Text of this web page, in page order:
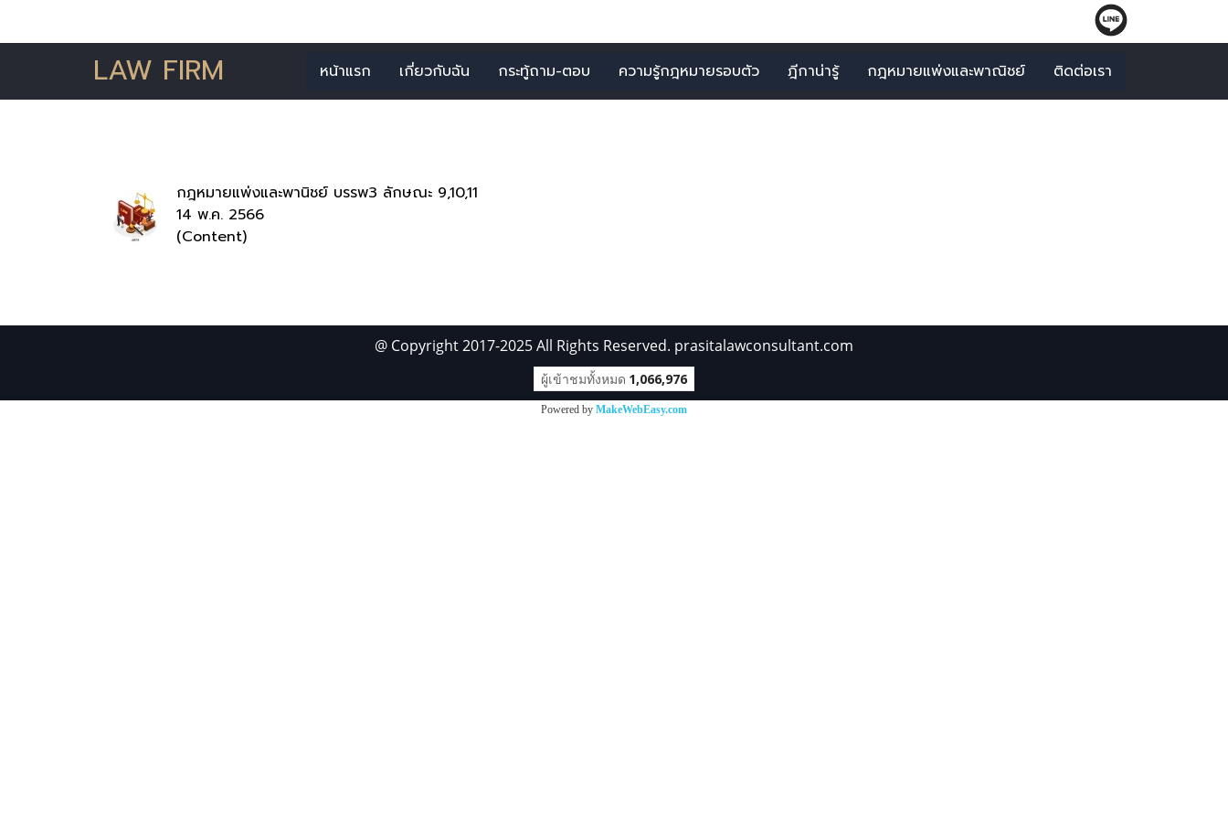
LAW FIRM หน้าแรก เกี่ยวกับฉัน กระทู้ถาม-ตอบ ความรู้กฎหมายรอบตัว ฎีกาน่ารู้ กฎหมายแพ่งและพาณิชย์ ติดต่อเรา
กฎหมายแพ่งและพานิชย์ บรรพ3 ลักษณะ 9,10,11
14 พ.ค. 2566
(Content)
@ Copyright 2017-2025 All Rights Reserved. prasitalawconsultant.com
ผู้เข้าชมทั้งหมด 1,066,976
Powered by MakeWebEasy.com